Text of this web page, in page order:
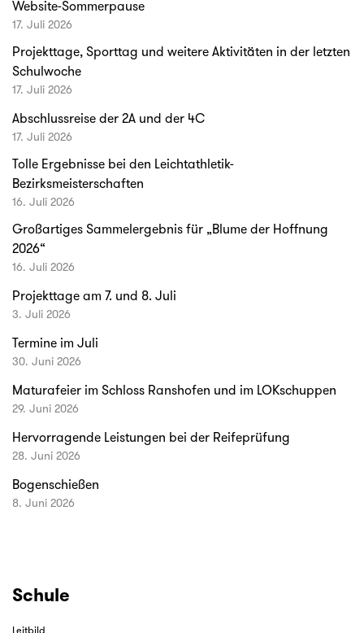
Website-Sommerpause
17. Juli 2026
Projekttage, Sporttag und weitere Aktivitäten in der letzten
Schulwoche
17. Juli 2026
Abschlussreise der 2A und der 4C
17. Juli 2026
Tolle Ergebnisse bei den Leichtathletik-
Bezirksmeisterschaften
16. Juli 2026
Großartiges Sammelergebnis für „Blume der Hoffnung
2026“
16. Juli 2026
Projekttage am 7. und 8. Juli
3. Juli 2026
Termine im Juli
30. Juni 2026
Maturafeier im Schloss Ranshofen und im LOKschuppen
29. Juni 2026
Hervorragende Leistungen bei der Reifeprüfung
28. Juni 2026
Bogenschießen
8. Juni 2026
Schule